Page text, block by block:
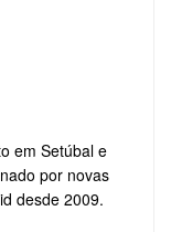
em Setúbal e
por novas
desde 2009.